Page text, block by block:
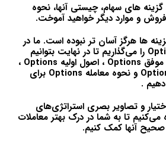
های سهام، چیستی آنها، نحوه
فروش و موارد دیگر خواهید آموخت.
ها هرگز آسان تر نبوده است. ما در
اینجا پایه و اساس Options را می‌گذاریم تا در نهایت بتوانیم
استراتژی‌های معاملاتی موفق Options ، اصول اولیه Options ،
نحوه انجام معاملات Options و نحوه معامله Options برای
.
و تصاویر بصری استراتژی‌های
می‌کنیم تا به شما در درک بهتر معاملات
صحیح آنها کمک کنیم.